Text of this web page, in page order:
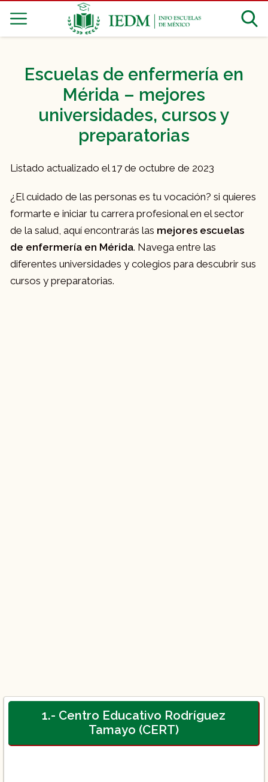
Escuelas de enfermería en
Mérida – mejores
universidades, cursos y
preparatorias
Listado actualizado el 17 de octubre de 2023
¿El cuidado de las personas es tu vocación? si quieres
formarte e iniciar tu carrera profesional en el sector
de la salud, aquí encontrarás las mejores escuelas
de enfermería en Mérida. Navega entre las
diferentes universidades y colegios para descubrir sus
cursos y preparatorias.
1.- Centro Educativo Rodríguez
Tamayo (CERT)